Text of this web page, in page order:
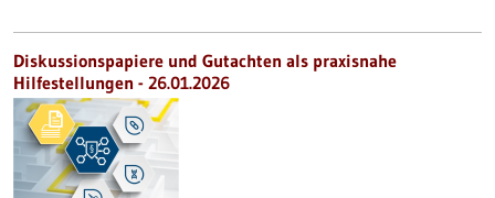
Diskussionspapiere und Gutachten als praxisnahe
Hilfestellungen - 26.01.2026